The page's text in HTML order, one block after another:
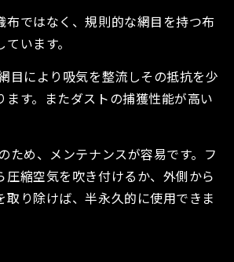
布ではなく、規則的な網目を持つ布
います。
目により吸気を整流しその抵抗を少
ます。またダストの捕獲性能が高い
ため、メンテナンスが容易です。フ
圧縮空気を吹き付けるか、外側から
取り除けば、半永久的に使用できま